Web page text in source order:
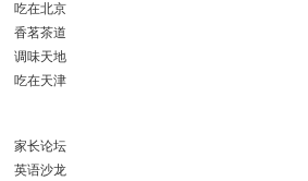
吃在北京
香茗茶道
调味天地
吃在天津
家长论坛
英语沙龙